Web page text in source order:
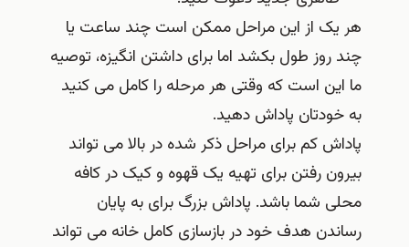
هر یک از این مراحل ممکن است چند ساعت یا
چند روز طول بکشد اما برای داشتن انگیزه، توصیه
ما این است که وقتی هر مرحله را کامل می کنید
به خودتان پاداش دهید.
پاداش کم برای مراحل ذکر شده در بالا می تواند
بیرون رفتن برای تهیه یک قهوه و کیک در کافه
محلی شما باشد. پاداش بزرگ برای به پایان
رساندن هدف خود در بازسازی کامل خانه می تواند